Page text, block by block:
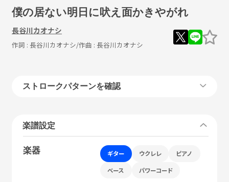
僕の居ない明日に吠え面かきやがれ
長谷川カオナシ
作詞 : 長谷川カオナシ/作曲 : 長谷川カオナシ
ストロークパターンを確認
楽譜設定
楽器 ギター ウクレレ ピアノ
ベース パワーコード